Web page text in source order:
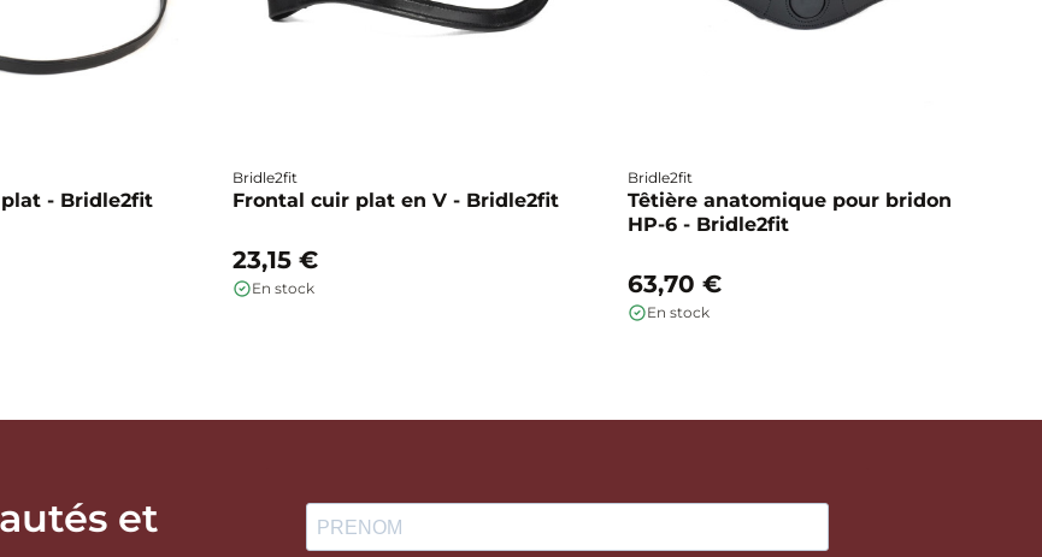
- Bridle2fit
Bridle2fit
Frontal cuir plat en V - Bridle2fit
23,15 €
En stock
Bridle2fit
Têtière anatomique pour bridon
HP-6 - Bridle2fit
63,70 €
En stock
et